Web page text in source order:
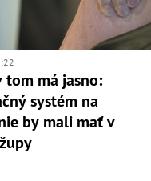
tom má jasno:
systém na
by mali mať v